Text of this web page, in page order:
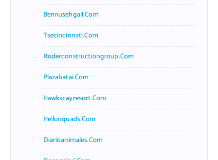
Bennusehgall.com
Tsecincinnati.com
Roderconstructiongroup.com
Plazabatai.com
Hawkscayresort.com
Hellonquads.com
Diarioanimales.com